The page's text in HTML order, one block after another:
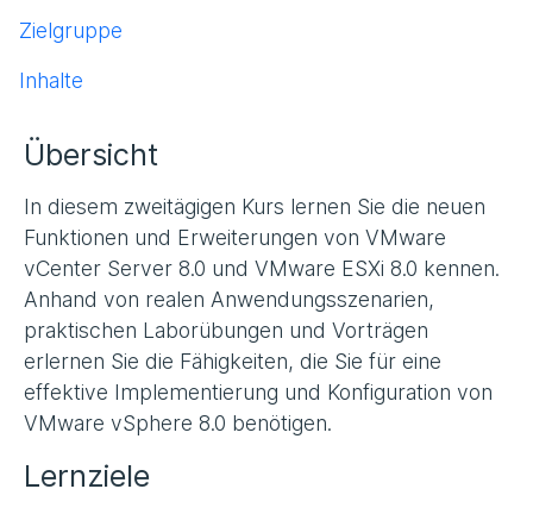
Zielgruppe
Inhalte
Übersicht
In diesem zweitägigen Kurs lernen Sie die neuen
Funktionen und Erweiterungen von VMware
vCenter Server 8.0 und VMware ESXi 8.0 kennen.
Anhand von realen Anwendungsszenarien,
praktischen Laborübungen und Vorträgen
erlernen Sie die Fähigkeiten, die Sie für eine
effektive Implementierung und Konfiguration von
VMware vSphere 8.0 benötigen.
Lernziele